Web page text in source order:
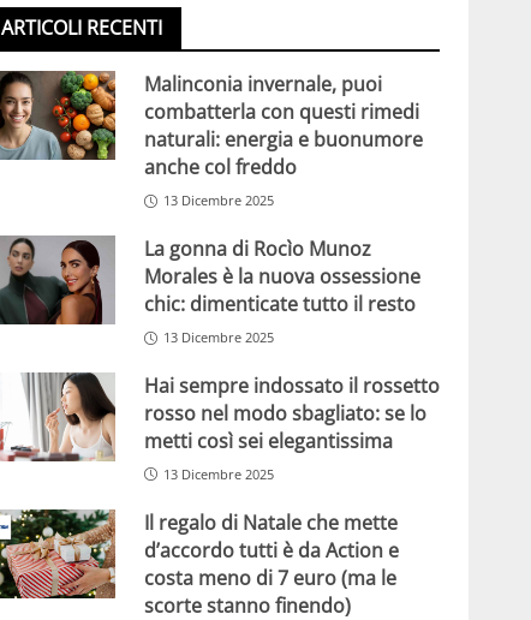
ARTICOLI RECENTI
Malinconia invernale, puoi
combatterla con questi rimedi
naturali: energia e buonumore
anche col freddo
13 Dicembre 2025
La gonna di Rocìo Munoz
Morales è la nuova ossessione
chic: dimenticate tutto il resto
13 Dicembre 2025
Hai sempre indossato il rossetto
rosso nel modo sbagliato: se lo
metti così sei elegantissima
13 Dicembre 2025
Il regalo di Natale che mette
d’accordo tutti è da Action e
costa meno di 7 euro (ma le
scorte stanno finendo)